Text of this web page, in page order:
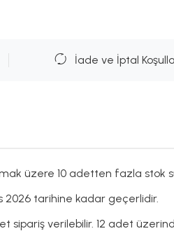
İade ve İptal
üzere 10 adetten fazla stok
2026 tarihine kadar geçerlidir.
sipariş verilebilir. 12 adet